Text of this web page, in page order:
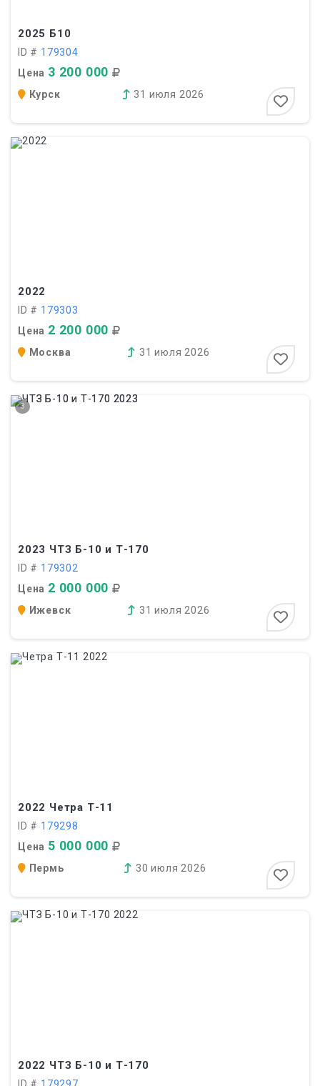
2025 Б10
ID # 179304
Цена 3 200 000
Курск 31 июля 2026
2022
ID # 179303
Цена 2 200 000
Москва 31 июля 2026
3
2023 ЧТЗ Б-10 и Т-170
ID # 179302
Цена 2 000 000
Ижевск 31 июля 2026
2022 Четра Т-11
ID # 179298
Цена 5 000 000
Пермь 30 июля 2026
2022 ЧТЗ Б-10 и Т-170